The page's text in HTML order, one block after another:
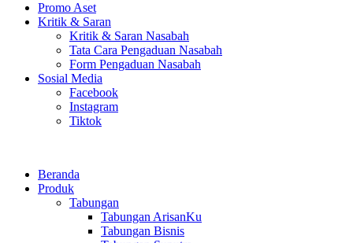
Promo Aset
Kritik & Saran
Kritik & Saran Nasabah
Tata Cara Pengaduan Nasabah
Form Pengaduan Nasabah
Sosial Media
Facebook
Instagram
Tiktok
Beranda
Produk
Tabungan
Tabungan ArisanKu
Tabungan Bisnis